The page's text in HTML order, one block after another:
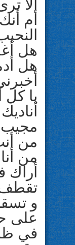
ألا
أم
هل
هل
يا كل
من
من
أراك
تقطف
و
على
في